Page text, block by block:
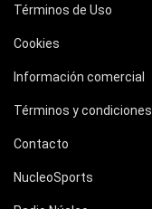
Términos de Uso
Cookies
Información comercial
Términos y condiciones
Contacto
NucleoSports